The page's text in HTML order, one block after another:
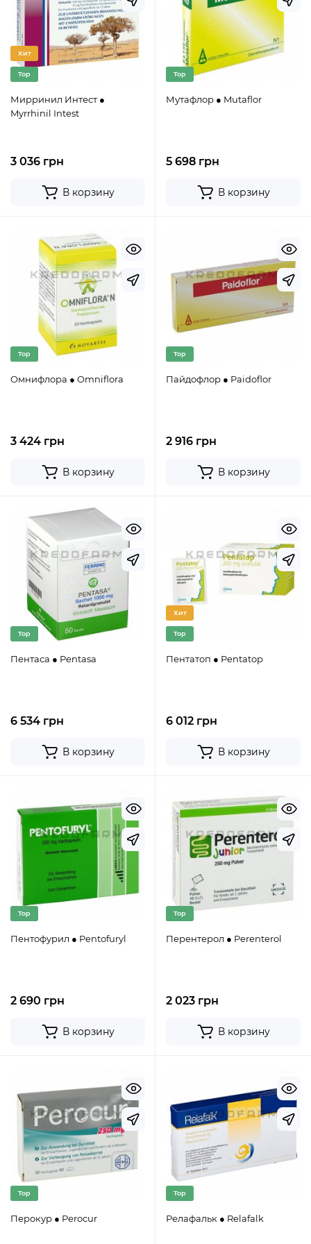
Хит
Top
Мирринил Интест ●
Myrrhinil Intest
3 036 грн
В корзину
Top
Мутафлор ● Mutaflor
5 698 грн
В корзину
Top
Омнифлора ● Omniflora
3 424 грн
В корзину
Top
Пайдофлор ● Paidoflor
2 916 грн
В корзину
Top
Пентаса ● Pentasa
6 534 грн
В корзину
Хит
Top
Пентатоп ● Pentatop
6 012 грн
В корзину
Top
Пентофурил ● Pentofuryl
2 690 грн
В корзину
Top
Перентерол ● Perenterol
2 023 грн
В корзину
Top
Перокур ● Perocur
Top
Релафальк ● Relafalk